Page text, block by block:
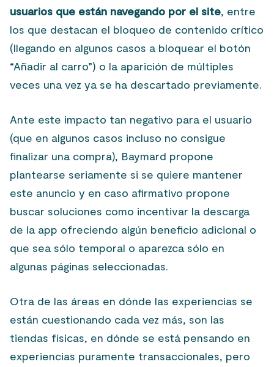
usuarios que están navegando por el site, entre
los que destacan el bloqueo de contenido crítico
(llegando en algunos casos a bloquear el botón
“Añadir al carro”) o la aparición de múltiples
veces una vez ya se ha descartado previamente.
Ante este impacto tan negativo para el usuario
(que en algunos casos incluso no consigue
finalizar una compra), Baymard propone
plantearse seriamente si se quiere mantener
este anuncio y en caso afirmativo propone
buscar soluciones como incentivar la descarga
de la app ofreciendo algún beneficio adicional o
que sea sólo temporal o aparezca sólo en
algunas páginas seleccionadas.
Otra de las áreas en dónde las experiencias se
están cuestionando cada vez más, son las
tiendas físicas, en dónde se está pensando en
experiencias puramente transaccionales, pero